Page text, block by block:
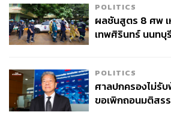
POLITICS
ผลชันสูตร 8 ศพ เ
เทพศิรินทร์ นนทบุ
POLITICS
ศาลปกครองไม่รั
ขอเพิกถอนมติสร